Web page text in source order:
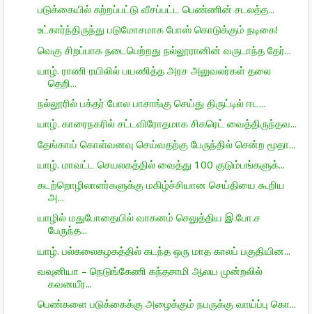
படுக்கையில் சுற்றப்பட்டு வீசப்பட்ட பெண்ணின் சடலத்த...
உட்கார்ந்திருந்து படுமோசமாக போஸ் கொடுக்கும் நடிகை!
வெகு சிறப்பாக நடைபெற்றது நல்லூரானின் வருடாந்த தேர்...
யாழ். ராணி ரயிலில் பயணித்த அரச அலுவலர்கள் தலை
தெறி...
நல்லூரில் பக்தர் போல பாசாங்கு செய்து திருட்டில் ஈட...
யாழ். காரைநகரில் சட்டவிரோதமாக சிகரெட் வைத்திருந்தவ...
தேங்காய் கொள்வனவு செய்வதற்கு பேருந்தில் சென்ற மூதா...
யாழ். மாவட்ட செயலகத்தில் வைத்து 100 குடும்பங்களுக்...
கடற்றொழிலாளர்களுக்கு மகிழ்ச்சியான செய்தியை கூறிய
அ...
யாழில் மதுபோதையில் வாகனம் செலுத்திய இ.போ.ச
பேருந்த...
யாழ். பல்கலைகழகத்தில் கடந்த ஒரு மாத காலப் பகுதியின...
வவுனியா – நெடுங்கேணி கந்தசாமி ஆலய முன்றலில்
கவனயீர...
பெண்களை படுக்கைக்கு அழைக்கும் நபருக்கு வாய்ப்பு கொ...